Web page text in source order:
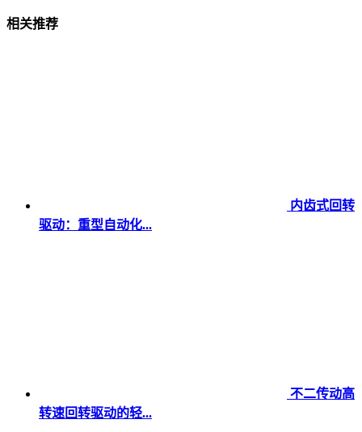
相关推荐
内齿式回转
驱动：重型自动化...
不二传动高
转速回转驱动的轻...